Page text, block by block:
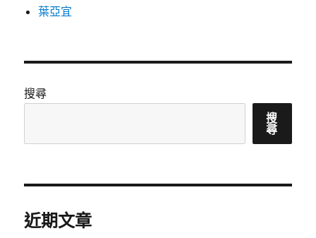
葉亞宜
搜尋
搜
尋
近期文章